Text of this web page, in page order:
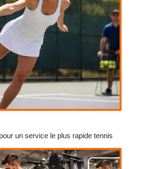
un service le plus rapide tennis